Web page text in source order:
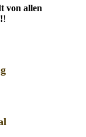
von allen
!